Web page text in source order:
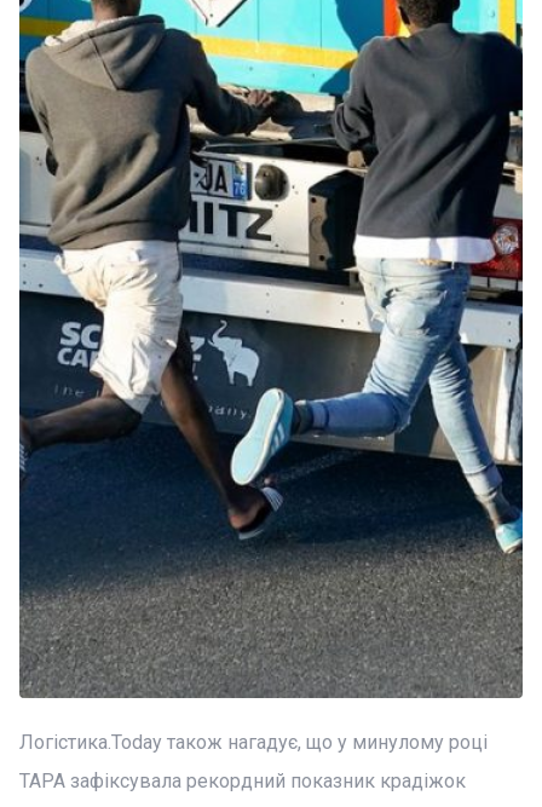
Логістика.Today також нагадує, що у минулому році
TAPA зафіксувала рекордний показник крадіжок